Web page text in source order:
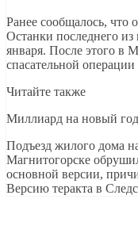
Ранее сообщалось, что
Останки последнего
января. После этого в
спасательной операции
Читайте также
Миллиард на новый
Подъезд жилого дома
Магнитогорске
основной версии,
Версию теракта в